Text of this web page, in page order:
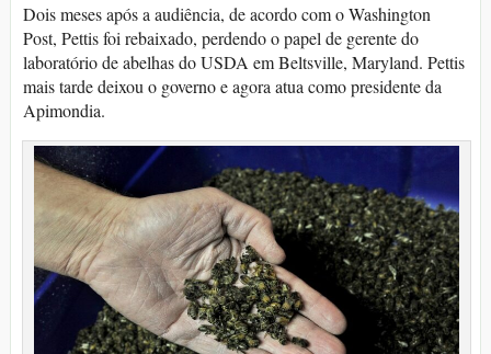
Dois meses após a audiência, de acordo com o Washington
Post, Pettis foi rebaixado, perdendo o papel de gerente do
laboratório de abelhas do USDA em Beltsville, Maryland. Pettis
mais tarde deixou o governo e agora atua como presidente da
Apimondia.